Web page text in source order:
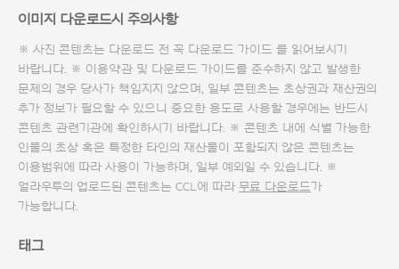
이미지 다운로드시 주의사항
※ 사진 콘텐츠는 다운로드 전 꼭 다운로드 가이드 를 읽어보시기
바랍니다. ※ 이용약관 및 다운로드 가이드를 준수하지 않고 발생한
문제의 경우 당사가 책임지지 않으며, 일부 콘텐츠는 초상권과 재산권의
추가 정보가 필요할 수 있으니 중요한 용도로 사용할 경우에는 반드시
콘텐츠 관련기관에 확인하시기 바랍니다. ※ 콘텐츠 내에 식별 가능한
인물의 초상 혹은 특정한 타인의 재산물이 포함되지 않은 콘텐츠는
이용범위에 따라 사용이 가능하며, 일부 예외일 수 있습니다. ※
얼라우투의 업로드된 콘텐츠는 CCL에 따라 무료 다운로드가
가능합니다.
태그